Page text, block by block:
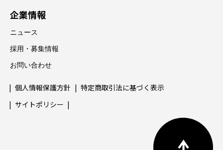
企業情報
ニュース
採用・募集情報
お問い合わせ
個人情報保護方針
特定商取引法に基づく表示
サイトポリシー